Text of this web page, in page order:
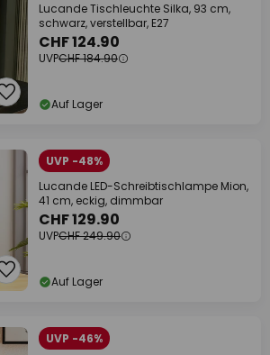
Lucande Tischleuchte Silka, 93 cm,
schwarz, verstellbar, E27
CHF 124.90
UVPCHF 184.90
Auf Lager
UVP -48%
Lucande LED-Schreibtischlampe Mion,
41 cm, eckig, dimmbar
CHF 129.90
UVPCHF 249.90
Auf Lager
UVP -46%